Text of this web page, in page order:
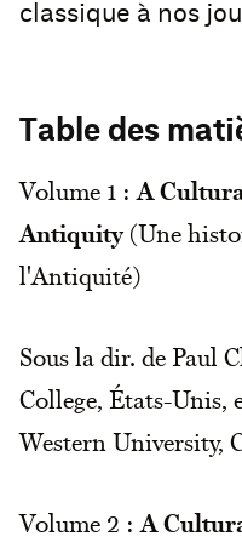
classique à nos
Table des
Volume 1 :A
Antiquity (Une
l'Antiquité)
Sous la dir. de Paul
College, États-Unis,
Western University,
Volume 2 :A